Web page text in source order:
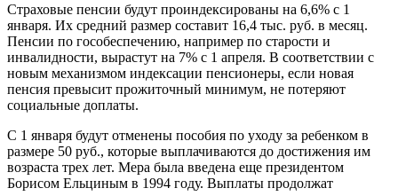
Страховые пенсии будут проиндексированы на 6,6% с 1
января. Их средний размер составит 16,4 тыс. руб. в месяц.
Пенсии по гособеспечению, например по старости и
инвалидности, вырастут на 7% с 1 апреля. В соответствии с
новым механизмом индексации пенсионеры, если новая
пенсия превысит прожиточный минимум, не потеряют
социальные доплаты.
С 1 января будут отменены пособия по уходу за ребенком в
размере 50 руб., которые выплачиваются до достижения им
возраста трех лет. Мера была введена еще президентом
Борисом Ельциным в 1994 году. Выплаты продолжат